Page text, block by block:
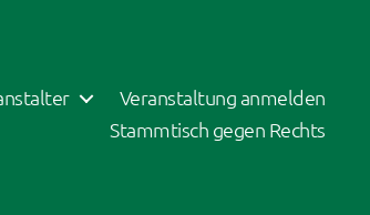
Veranstaltung anmelden
Stammtisch gegen Rechts